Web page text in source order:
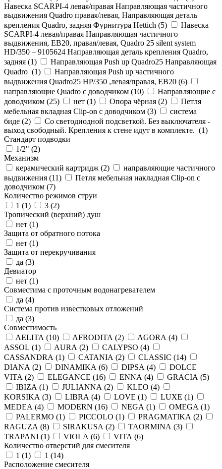
Навеска SCARPI-4 левая/правая Направляющая частичного
выдвижения Quadro правая/левая, Направляющая деталь
крепления Quadro, задняя Фурнитура Hettich (5)
Навеска
SCARPI-4 левая/правая Направляющая частичного
выдвижения, ЕВ20, правая/левая, Quadro 25 silent system
HD/350 – 9105624 Направляющая деталь крепления Quadro,
задняя (1)
Направляющая Push up Quadro25 Направляющая
Quadro (1)
Направляющая Push up частичного
выдвижения Quadro25 НР/350 ,левая/правая, ЕВ20 (6)
направляющие Quadro с доводчиком (10)
Направляющие с
доводчиком (25) нет (1) Опора чёрная (2)
Петля
мебельная вкладная Clip-on с доводчиком (3)
система
биде (2)
Со светодиодной подсветкой. Без выключателя -
выход свободный. Крепления к стене идут в комплекте. (1)
Стандарт подводки
1/2" (2)
Механизм
керамический картридж (2)
направляющие частичного
выдвижения (11)
Петля мебельная накладная Clip-on с
доводчиком (7)
Количество режимов струи
1 (1) 3 (2)
Тропический (верхний) душ
нет (1)
Защита от обратного потока
нет (1)
Защита от перекручивания
да (3)
Девиатор
нет (1)
Совместима с проточным водонагревателем
да (4)
Система против известковых отложений
да (3)
Совместимость
AELITA (10) AFRODITA (2) AGORA (4)
ASSOL (1) AURA (2) CALYPSO (4)
CASSANDRA (1) CATANIA (2) CLASSIC (14)
DIANA (2) DINAMIKA (6) DIPSA (4)
DOLCE
VITA (2) ELEGANCE (16) ENNA (4) GRACIA (5)
IBIZA (1) JULIANNA (2) KLEO (4)
KORSIKA (3) LIBRA (4) LOVE (1) LUXE (1)
MEDEA (4) MODERN (16) NEGA (1) OMEGA (1)
PALERMO (1) PICCOLO (1) PRAGMATIKA (2)
RAGUZA (8) SIRAKUSA (2) TAORMINA (3)
TRAPANI (1) VIOLA (6) VITA (6)
Количество отверстий для смесителя
1 (1) 1 (14)
Расположение смесителя